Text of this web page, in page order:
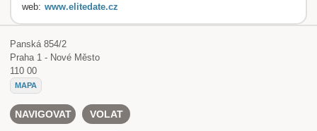
web: www.elitedate.cz
Panská 854/2
Praha 1 - Nové Město
110 00
MAPA
NAVIGOVAT VOLAT